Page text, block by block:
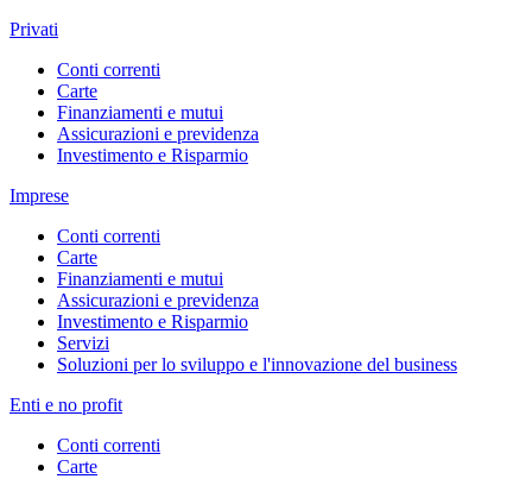
Privati
Conti correnti
Carte
Finanziamenti e mutui
Assicurazioni e previdenza
Investimento e Risparmio
Imprese
Conti correnti
Carte
Finanziamenti e mutui
Assicurazioni e previdenza
Investimento e Risparmio
Servizi
Soluzioni per lo sviluppo e l'innovazione del business
Enti e no profit
Conti correnti
Carte